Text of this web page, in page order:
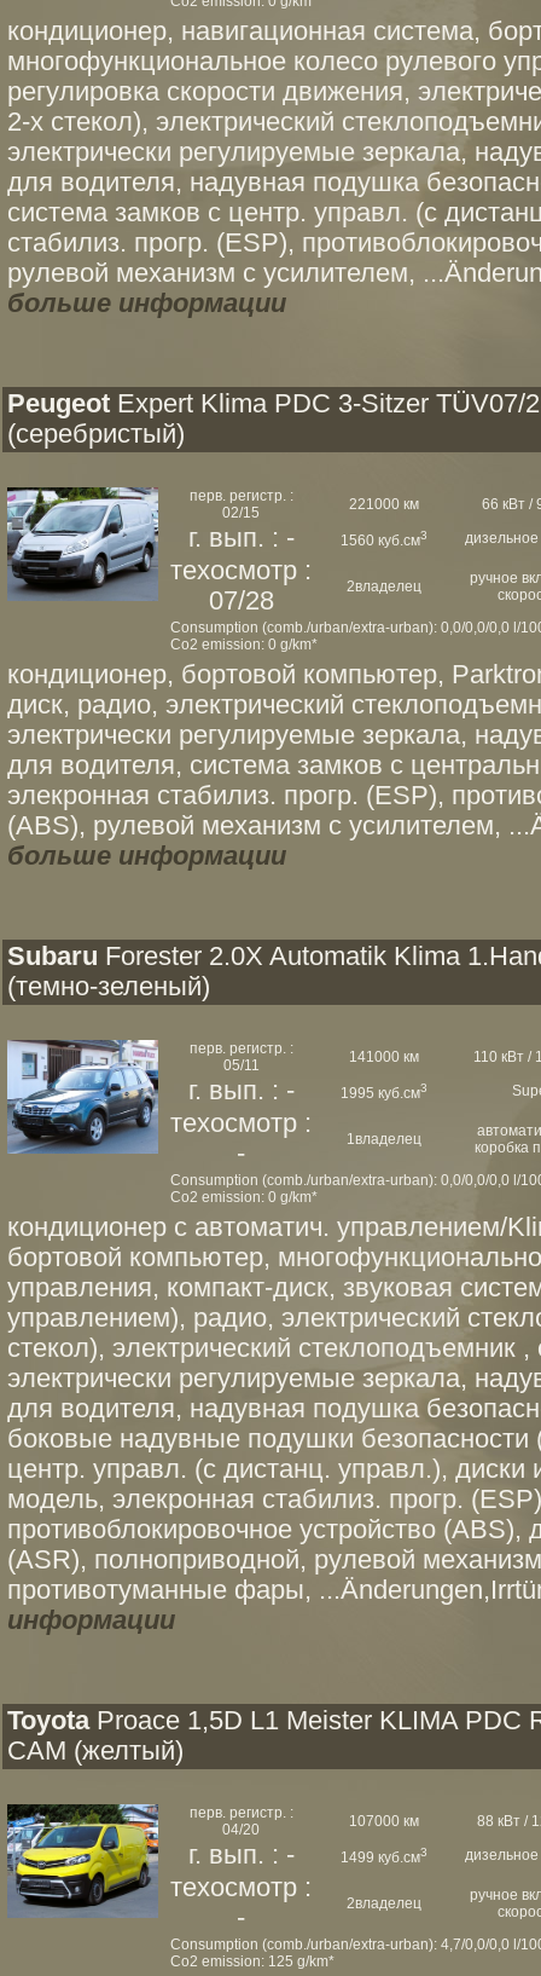
кондиционер, навигационная система,
многофункциональное колесо рулевого
регулировка скорости движения,
2-х стекол), электрический
электрически регулируемые зеркала,
для водителя, надувная подушка
система замков с центр. управл. (с
стабилиз. прогр. (ESP),
рулевой механизм с усилителем,
больше информации
Peugeot Expert Klima PDC 3-Sitzer TÜV07/
(серебристый)
перв. регистр. :
02/15
221000 км 66 кВт /
г. вып. : - 1560 куб.см3
техосмотр :
07/28
2владелец
ручное
Consumption (comb./urban/extra-urban): 0,0/0,0/0,0 l/
Co2 emission: 0 g/km*
кондиционер, бортовой компьютер,
диск, радио, электрический
электрически регулируемые зеркала,
для водителя, система замков с
элекронная стабилиз. прогр. (ESP),
(ABS), рулевой механизм с усилителем,
больше информации
Subaru Forester 2.0X Automatik Klima
(темно-зеленый)
перв. регистр. :
05/11
141000 км 110 кВт /
г. вып. : - 1995 куб.см3
техосмотр :
-
1владелец
коробка
Consumption (comb./urban/extra-urban): 0,0/0,0/0,0 l/
Co2 emission: 0 g/km*
кондиционер с автоматич. управлением/
бортовой компьютер,
управления, компакт-диск, звуковая
управлением), радио, электрический
стекол), электрический стеклоподъемник
электрически регулируемые зеркала,
для водителя, надувная подушка
боковые надувные подушки безопасности
центр. управл. (с дистанц. управл.), диски
модель, элекронная стабилиз. прогр.
противоблокировочное устройство (ABS),
(ASR), полноприводной, рулевой
противотуманные фары,
информации
ToyotaProace 1,5D L1 Meister KLIMA PDC
CAM (желтый)
перв. регистр. :
04/20
107000 км 88 кВт /
г. вып. : - 1499 куб.см3
техосмотр :
-
2владелец
ручное
Consumption (comb./urban/extra-urban): 4,7/0,0/0,0 l/
Co2 emission: 125 g/km*